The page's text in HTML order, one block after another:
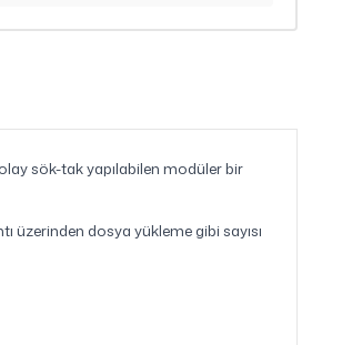
sök-tak yapılabilen modüler bir
üzerinden dosya yükleme gibi sayısı